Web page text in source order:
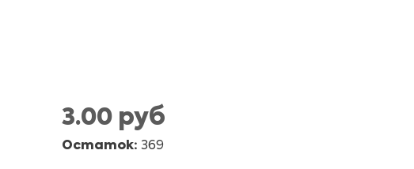
3.00 руб
Остаток: 369